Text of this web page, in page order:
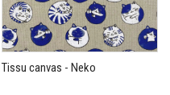
Tissu canvas - Neko